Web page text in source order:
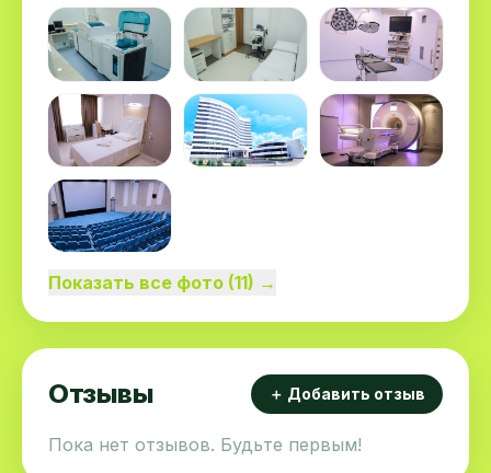
Показать все фото (11) →
Отзывы ＋ Добавить отзыв
Пока нет отзывов. Будьте первым!